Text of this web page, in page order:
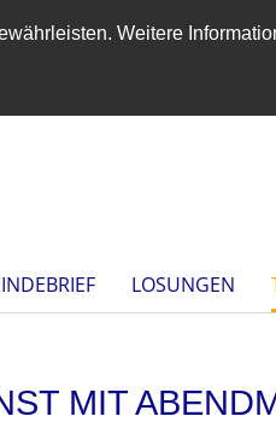
Weitere
LOSUNGEN
MIT